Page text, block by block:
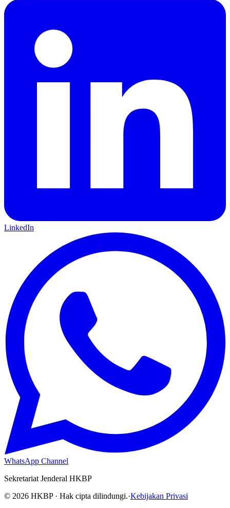
LinkedIn
WhatsApp Channel
Sekretariat Jenderal HKBP
© 2026 HKBP · Hak cipta dilindungi.·Kebijakan Privasi